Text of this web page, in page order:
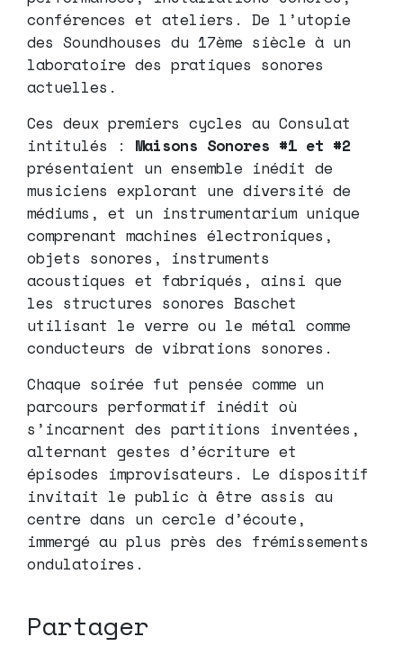
conférences et ateliers. De l’utopie
des Soundhouses du 17ème siècle à un
laboratoire des pratiques sonores
actuelles.
Ces deux premiers cycles au Consulat
intitulés : Maisons Sonores #1 et #2
présentaient un ensemble inédit de
musiciens explorant une diversité de
médiums, et un instrumentarium unique
comprenant machines électroniques,
objets sonores, instruments
acoustiques et fabriqués, ainsi que
les structures sonores Baschet
utilisant le verre ou le métal comme
conducteurs de vibrations sonores.
Chaque soirée fut pensée comme un
parcours performatif inédit où
s’incarnent des partitions inventées,
alternant gestes d’écriture et
épisodes improvisateurs. Le dispositif
invitait le public à être assis au
centre dans un cercle d’écoute,
immergé au plus près des frémissements
ondulatoires.
Partager